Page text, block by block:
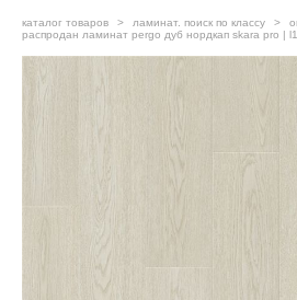
каталог товаров > ламинат. поиск по классу >
распродан ламинат pergo дуб нордкап skara pro |